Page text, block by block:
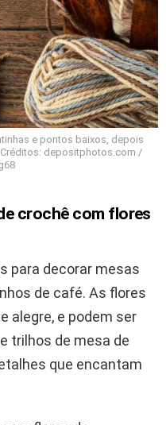
e pontos baixos, depois
depositphotos.com /
crochê com flores
para decorar mesas
de café. As flores
alegre, e podem ser
trilhos de mesa de
que encantam